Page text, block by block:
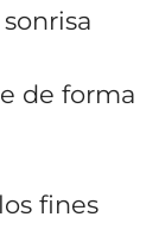
de forma
fines